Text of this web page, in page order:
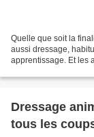
Quelle que soit la
aussi dressage,
apprentissage. Et les
Dressage
tous les